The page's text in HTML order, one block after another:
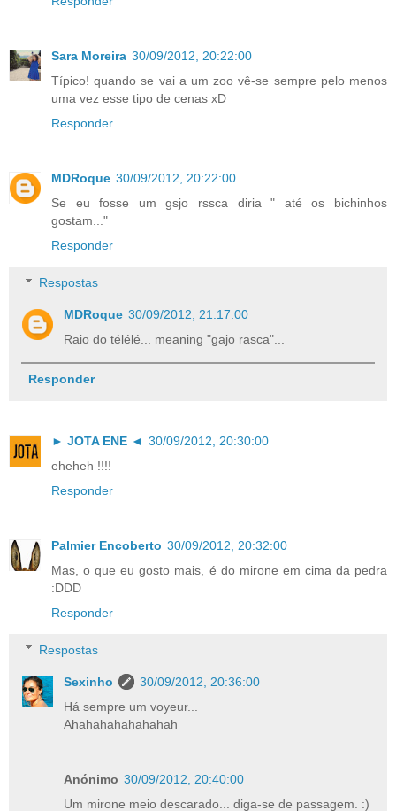
Sara Moreira 30/09/2012, 20:22:00
Típico! quando se vai a um zoo vê-se sempre pelo menos
uma vez esse tipo de cenas xD
Responder
MDRoque 30/09/2012, 20:22:00
Se eu fosse um gsjo rssca diria " até os bichinhos
gostam..."
Responder
Respostas
MDRoque 30/09/2012, 21:17:00
Raio do télélé... meaning "gajo rasca"...
Responder
► JOTA ENE ◄ 30/09/2012, 20:30:00
eheheh !!!!
Responder
Palmier Encoberto 30/09/2012, 20:32:00
Mas, o que eu gosto mais, é do mirone em cima da pedra
:DDD
Responder
Respostas
Sexinho
30/09/2012, 20:36:00
Há sempre um voyeur...
Ahahahahahahahah
Anónimo 30/09/2012, 20:40:00
Um mirone meio descarado... diga-se de passagem. :)